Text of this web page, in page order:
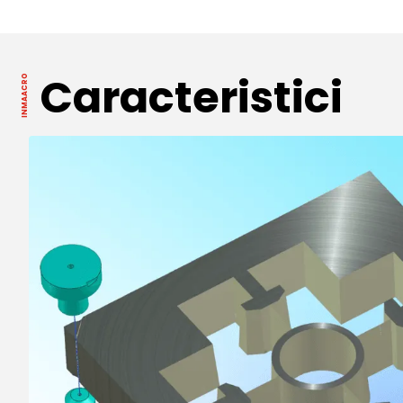
Caracteristici